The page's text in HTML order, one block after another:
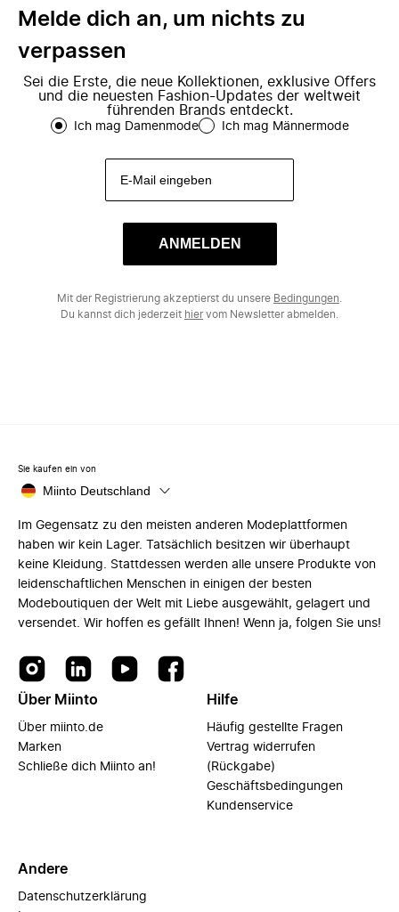
Melde dich an, um nichts zu
verpassen
Sei die Erste, die neue Kollektionen, exklusive Offers
und die neuesten Fashion-Updates der weltweit
führenden Brands entdeckt.
Ich mag Damenmode Ich mag Männermode
ANMELDEN
Mit der Registrierung akzeptierst du unsere Bedingungen
Du kannst dich jederzeit hiervom Newsletter abmelden.
Sie kaufen ein von
Miinto Deutschland
Im Gegensatz zu den meisten anderen Modeplattformen
haben wir kein Lager. Tatsächlich besitzen wir überhaupt
keine Kleidung. Stattdessen werden alle unsere Produkte von
leidenschaftlichen Menschen in einigen der besten
Modeboutiquen der Welt mit Liebe ausgewählt, gelagert und
versendet. Wir hoffen es gefällt Ihnen! Wenn ja, folgen Sie uns!
Über Miinto
Über miinto.de
Marken
Schließe dich Miinto an!
Hilfe
Häufig gestellte Fragen
Vertrag widerrufen
(Rückgabe)
Geschäftsbedingungen
Kundenservice
Andere
Datenschutzerklärung